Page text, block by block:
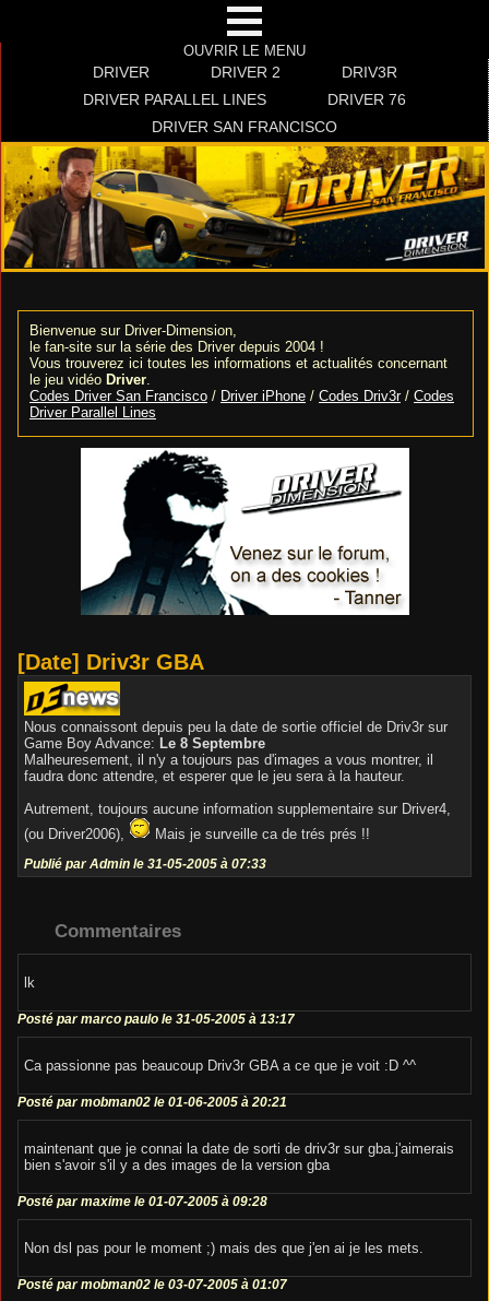
OUVRIR LE MENU
DRIVER DRIVER 2
DRIV3R
DRIVER PARALLEL LINES
DRIVER 76
DRIVER SAN FRANCISCO
Bienvenue sur Driver-Dimension,
le fan-site sur la série des Driver depuis 2004 !
Vous trouverez ici toutes les informations et actualités concernant
le jeu vidéo Driver.
Codes Driver San Francisco / Driver iPhone / Codes Driv3r/ Codes
Driver Parallel Lines
[Date] Driv3r GBA
Nous connaissont depuis peu la date de sortie officiel de Driv3r sur
Game Boy Advance: Le 8 Septembre
Malheuresement, il n'y a toujours pas d'images a vous montrer, il
faudra donc attendre, et esperer que le jeu sera à la hauteur.
Autrement, toujours aucune information supplementaire sur Driver4,
(ou Driver2006),
Mais je surveille ca de trés prés !!
Publié par Admin le 31-05-2005 à 07:33
Commentaires
lk
Posté par marco paulo le 31-05-2005 à 13:17
Ca passionne pas beaucoup Driv3r GBA a ce que je voit :D ^^
Posté par mobman02 le 01-06-2005 à 20:21
maintenant que je connai la date de sorti de driv3r sur gba.j'aimerais
bien s'avoir s'il y a des images de la version gba
Posté par maxime le 01-07-2005 à 09:28
Non dsl pas pour le moment ;) mais des que j'en ai je les mets.
Posté par mobman02 le 03-07-2005 à 01:07